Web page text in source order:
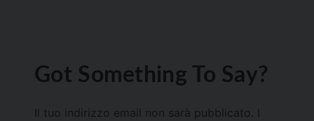
Got Something To Say?
Il tuo indirizzo email non sarà pubblicato.